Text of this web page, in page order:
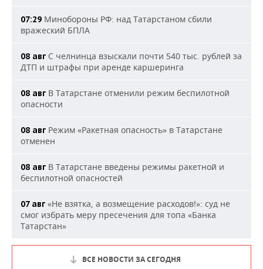
07:29 Минобороны РФ: над Татарстаном сбили
вражеский БПЛА
08 авг С челнинца взыскали почти 540 тыс. рублей за
ДТП и штрафы при аренде каршеринга
08 авг В Татарстане отменили режим беспилотной
опасности
08 авг Режим «Ракетная опасность» в Татарстане
отменен
08 авг В Татарстане введены режимы ракетной и
беспилотной опасностей
07 авг «Не взятка, а возмещение расходов!»: суд не
смог избрать меру пресечения для топа «Банка
Татарстан»
ВСЕ НОВОСТИ ЗА СЕГОДНЯ